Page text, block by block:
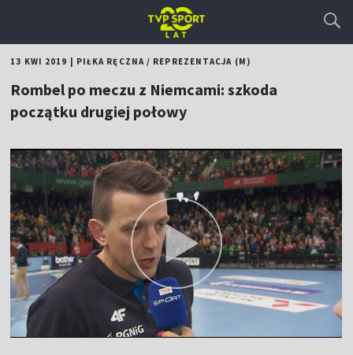
13 KWI 2019 PIŁKA RĘCZNA/ REPREZENTACJA (M)
Rombel po meczu z Niemcami: szkoda
początku drugiej połowy